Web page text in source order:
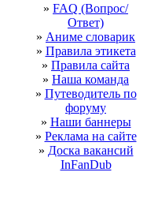
» FAQ (Вопрос/
Ответ)
» Аниме словарик
» Правила этикета
» Правила сайта
» Наша команда
» Путеводитель по
форуму
» Наши баннеры
» Реклама на сайте
» Доска вакансий
InFanDub